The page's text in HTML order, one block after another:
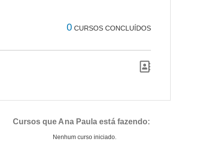
0 CURSOS CONCLUÍDOS
Cursos que Ana Paula está fazendo:
Nenhum curso iniciado.